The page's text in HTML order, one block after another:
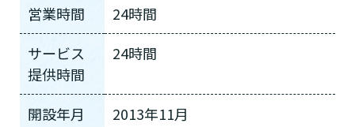
営業時間
24時間
サービス
提供時間
24時間
開設年月
2013年11月